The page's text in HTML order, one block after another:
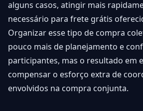
alguns casos, atingir mais
necessário para frete grátis
Organizar esse tipo de compra
pouco mais de planejamento e
participantes, mas o resultado em
compensar o esforço extra de
envolvidos na compra conjunta.